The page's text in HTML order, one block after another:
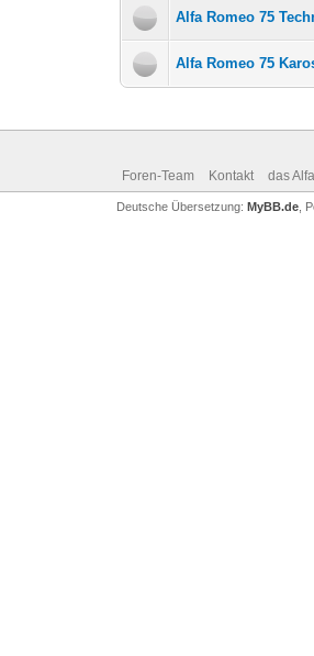
Alfa Romeo 75
Alfa Romeo 75
Foren-Team Kontakt das
Deutsche Übersetzung: MyBB.de,